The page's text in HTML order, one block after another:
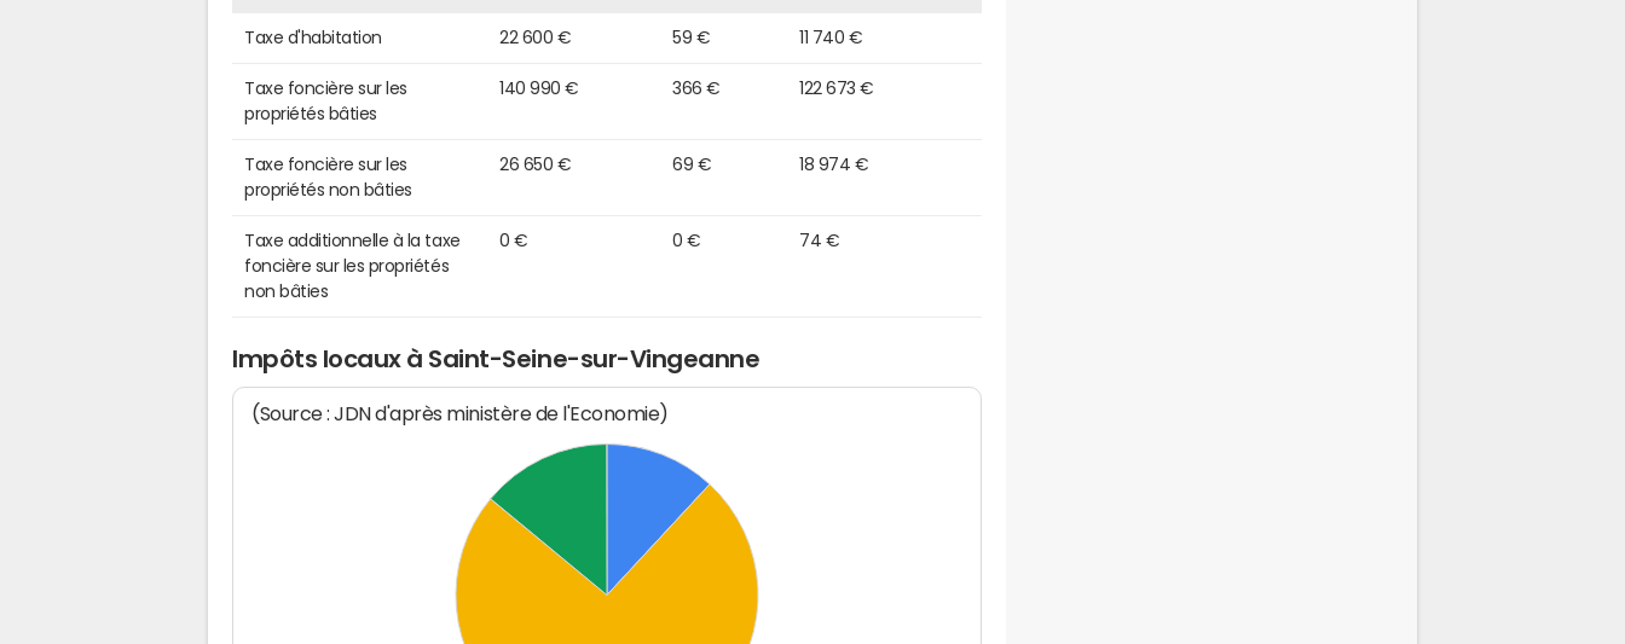
Taxe d'habitation 22 600 € 59 € 11 740 €
Taxe foncière sur les
propriétés bâties
140 990 € 366 € 122 673 €
Taxe foncière sur les
propriétés non bâties
26 650 € 69 € 18 974 €
Taxe additionnelle à la taxe
foncière sur les propriétés
non bâties
0 € 0 € 74 €
Impôts locaux à Saint-Seine-sur-Vingeanne
(Source : JDN d'après ministère de l'Economie)